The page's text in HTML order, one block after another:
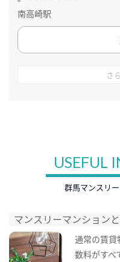
南高崎駅
さ
USEFUL
群馬マンスリ
マンスリーマンション
通常の賃貸
数料がすべ